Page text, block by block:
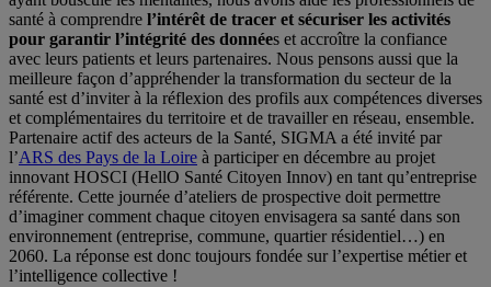
santé à comprendre l’intérêt de tracer et sécuriser les activités
pour garantir l’intégrité des données et accroître la confiance
avec leurs patients et leurs partenaires. Nous pensons aussi que la
meilleure façon d’appréhender la transformation du secteur de la
santé est d’inviter à la réflexion des profils aux compétences diverses
et complémentaires du territoire et de travailler en réseau, ensemble.
Partenaire actif des acteurs de la Santé, SIGMA a été invité par
l’ARS des Pays de la Loire à participer en décembre au projet
innovant HOSCI (HellO Santé Citoyen Innov) en tant qu’entreprise
référente. Cette journée d’ateliers de prospective doit permettre
d’imaginer comment chaque citoyen envisagera sa santé dans son
environnement (entreprise, commune, quartier résidentiel…) en
2060. La réponse est donc toujours fondée sur l’expertise métier et
l’intelligence collective !